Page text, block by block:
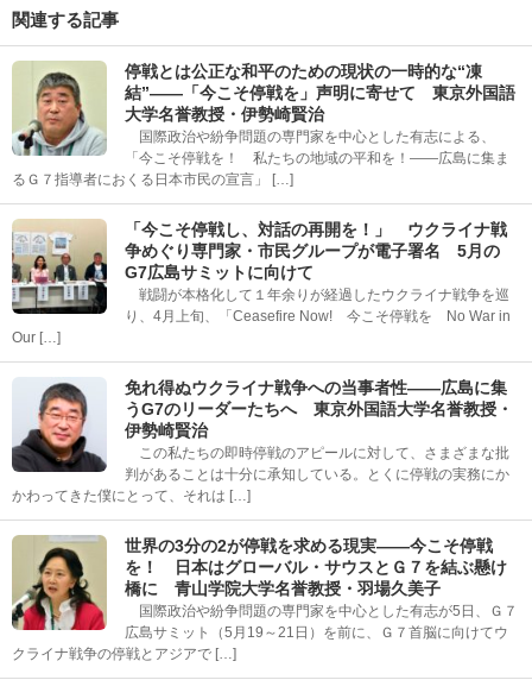
関連する記事
停戦とは公正な和平のための現状の一時的な“凍
結”――「今こそ停戦を」声明に寄せて 東京外国語
大学名誉教授・伊勢崎賢治
国際政治や紛争問題の専門家を中心とした有志による、
「今こそ停戦を！ 私たちの地域の平和を！――広島に集ま
るＧ７指導者におくる日本市民の宣言」 […]
「今こそ停戦し、対話の再開を！」 ウクライナ戦
争めぐり専門家・市民グループが電子署名 5月の
G7広島サミットに向けて
戦闘が本格化して１年余りが経過したウクライナ戦争を巡
り、4月上旬、「Ceasefire Now! 今こそ停戦を No War in
Our […]
免れ得ぬウクライナ戦争への当事者性――広島に集
うG7のリーダーたちへ 東京外国語大学名誉教授・
伊勢崎賢治
この私たちの即時停戦のアピールに対して、さまざまな批
判があることは十分に承知している。とくに停戦の実務にか
かわってきた僕にとって、それは […]
世界の3分の2が停戦を求める現実――今こそ停戦
を！ 日本はグローバル・サウスとＧ７を結ぶ懸け
橋に 青山学院大学名誉教授・羽場久美子
国際政治や紛争問題の専門家を中心とした有志が5日、Ｇ７
広島サミット（5月19～21日）を前に、Ｇ７首脳に向けてウ
クライナ戦争の停戦とアジアで […]